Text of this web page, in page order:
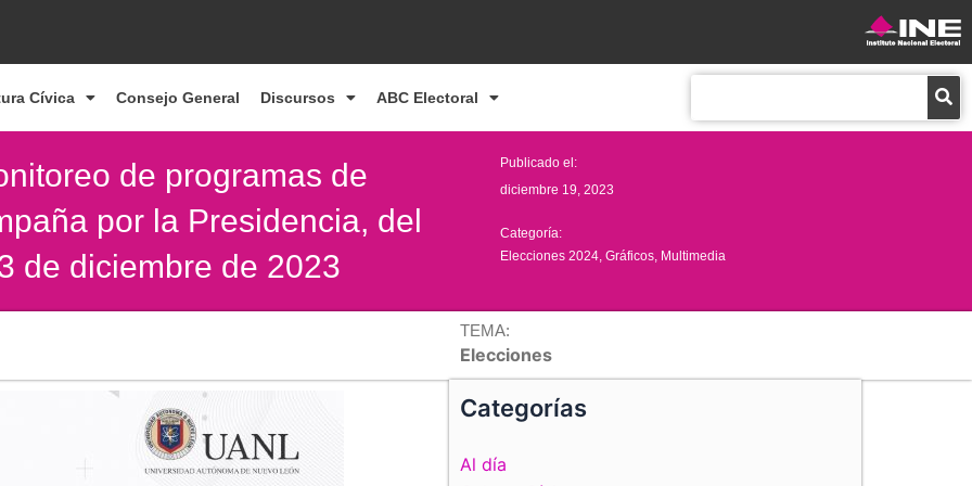
Cívica Consejo General Discursos ABC Electoral
de programas de
por la Presidencia, del
de diciembre de 2023
Publicado el:
diciembre 19, 2023
Categoría:
Elecciones 2024 ,Gráficos Multimedia
TEMA:
Elecciones
Categorías
Al día